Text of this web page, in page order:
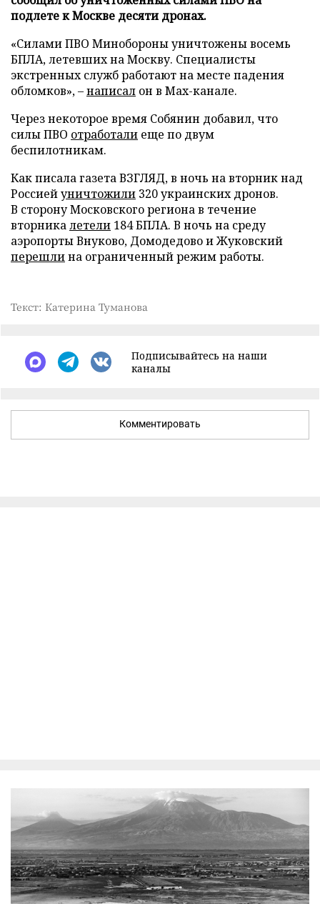
подлете к Москве десяти дронах.
«Силами ПВО Минобороны уничтожены восемь
БПЛА, летевших на Москву. Специалисты
экстренных служб работают на месте падения
обломков», –написал он в Max-канале.
Через некоторое время Собянин добавил, что
силы ПВО отработали еще по двум
беспилотникам.
Как писала газета ВЗГЛЯД, в ночь на вторник над
Россиейуничтожили 320 украинских дронов.
В сторону Московского региона в течение
вторникалетели 184 БПЛА. В ночь на среду
аэропорты Внуково, Домодедово и Жуковский
перешлина ограниченный режим работы.
Текст: Катерина Туманова
Подписывайтесь на наши
каналы
Комментировать